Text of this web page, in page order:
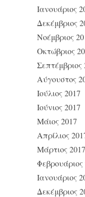
Ιανουάριος
Δεκέμβριος
Νοέμβριος
Οκτώβριος
Σεπτέμβριος
Αύγουστος
Ιούλιος 2017
Ιούνιος 2017
Μάιος 2017
Απρίλιος
Μάρτιος 2017
Φεβρουάριος
Ιανουάριος
Δεκέμβριος